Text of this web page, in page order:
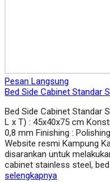
Pesan Langsung
Bed Side Cabinet Standar
Bed Side Cabinet Standar
L x T) : 45x40x75 cm
0,8 mm Finishing :
Website resmi Kampung
disarankan untuk
cabinet stainless steel,
selengkapnya